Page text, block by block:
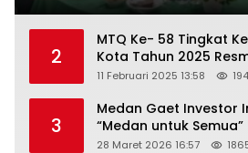
2
MTQ Ke- 58 Tingkat
Kota Tahun 2025
11 Februari 2025 13:58
3
Medan Gaet Investor
“Medan untuk Semua”
28 Maret 2026 16:57